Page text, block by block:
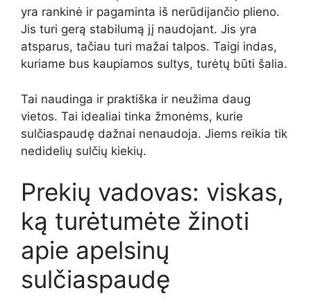
yra rankinė ir pagaminta iš nerūdijančio plieno.
Jis turi gerą stabilumą jį naudojant. Jis yra
atsparus, tačiau turi mažai talpos. Taigi indas,
kuriame bus kaupiamos sultys, turėtų būti šalia.
Tai naudinga ir praktiška ir neužima daug
vietos. Tai idealiai tinka žmonėms, kurie
sulčiaspaudę dažnai nenaudoja. Jiems reikia tik
nedidelių sulčių kiekių.
Prekių vadovas: viskas,
ką turėtumėte žinoti
apie apelsinų
sulčiaspaudę